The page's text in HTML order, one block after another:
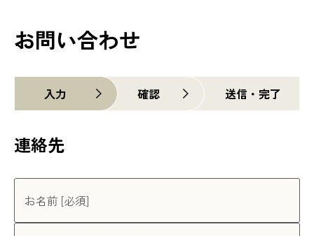
お問い合わせ
入力 確認 送信・完了
連絡先
お名前 [必須]